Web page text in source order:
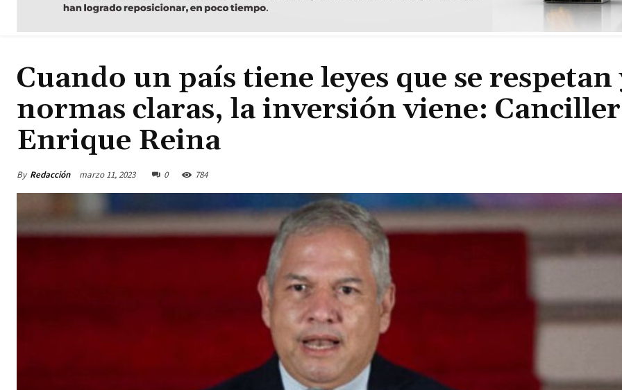
Cuando un país tiene leyes que se respetan
normas claras, la inversión viene: Canciller
Enrique Reina
By Redacción marzo 11, 2023 0 784